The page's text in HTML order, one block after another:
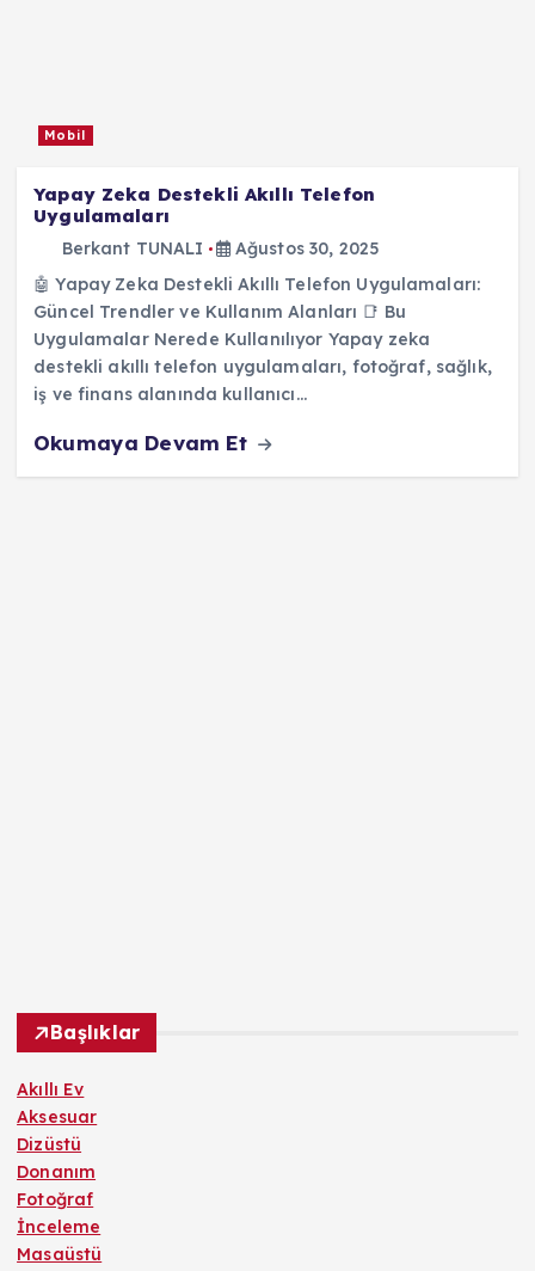
Mobil
Yapay Zeka Destekli Akıllı Telefon
Uygulamaları
Berkant TUNALI
Ağustos 30, 2025
🤖 Yapay Zeka Destekli Akıllı Telefon Uygulamaları:
Güncel Trendler ve Kullanım Alanları 📑 Bu
Uygulamalar Nerede Kullanılıyor Yapay zeka
destekli akıllı telefon uygulamaları, fotoğraf, sağlık,
iş ve finans alanında kullanıcı…
Okumaya Devam Et
Başlıklar
Akıllı Ev
Aksesuar
Dizüstü
Donanım
Fotoğraf
İnceleme
Masaüstü